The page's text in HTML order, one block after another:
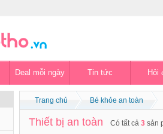
Deal mỗi ngày Tin tức Hỏi
Trang chủ Bé khỏe an toàn
Thiết bị an toàn Có tất cả 3 sản